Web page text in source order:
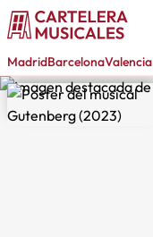
MadridBarcelonaValencia